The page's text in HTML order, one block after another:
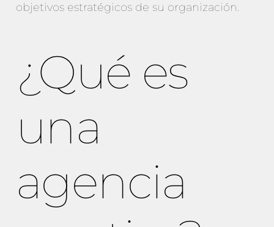
objetivos estratégicos de su organización.
¿Qué es
una
agencia